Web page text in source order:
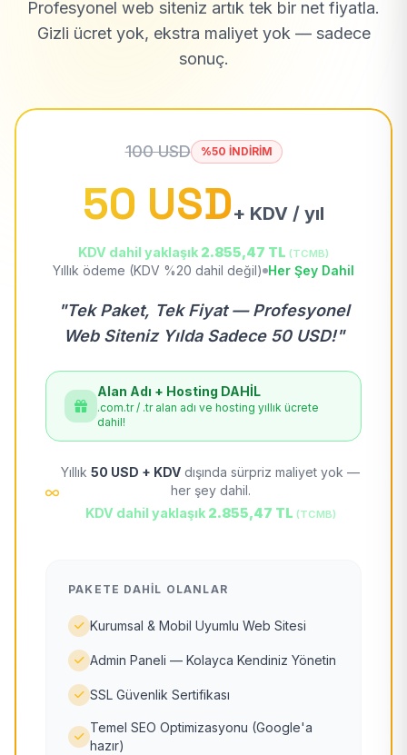
Profesyonel web siteniz artık tek bir net fiyatla.
Gizli ücret yok, ekstra maliyet yok — sadece
sonuç.
100 USD %50 İNDİRİM
50 USD+ KDV / yıl
KDV dahil yaklaşık 2.855,47 TL (TCMB)
Yıllık ödeme (KDV %20 dahil değil) Her Şey Dahil
"Tek Paket, Tek Fiyat — Profesyonel
Web Siteniz Yılda Sadece 50 USD!"
Alan Adı + Hosting DAHİL
.com.tr / .tr alan adı ve hosting yıllık ücrete
dahil!
Yıllık 50 USD + KDV dışında sürpriz maliyet yok —
her şey dahil.
KDV dahil yaklaşık 2.855,47 TL (TCMB)
PAKETE DAHIL OLANLAR
Kurumsal & Mobil Uyumlu Web Sitesi
Admin Paneli — Kolayca Kendiniz Yönetin
SSL Güvenlik Sertifikası
Temel SEO Optimizasyonu (Google'a
hazır)